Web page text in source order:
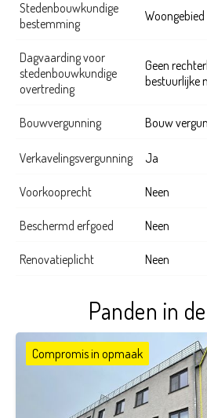
Stedenbouwkundige
bestemming
Woongebied
Dagvaarding voor
stedenbouwkundige
overtreding
Geen
bestuurlijke
Bouwvergunning Bouw
Verkavelingsvergunning Ja
Voorkooprecht Neen
Beschermd erfgoed Neen
Renovatieplicht Neen
Panden in
Compromis in opmaak